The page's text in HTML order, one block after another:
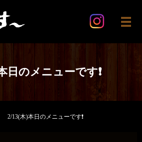
メ
日のメニューです❗️
2/13(木)本日のメニューです❗️